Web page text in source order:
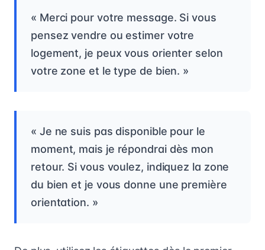
« Merci pour votre message. Si vous
pensez vendre ou estimer votre
logement, je peux vous orienter selon
votre zone et le type de bien. »
« Je ne suis pas disponible pour le
moment, mais je répondrai dès mon
retour. Si vous voulez, indiquez la zone
du bien et je vous donne une première
orientation. »